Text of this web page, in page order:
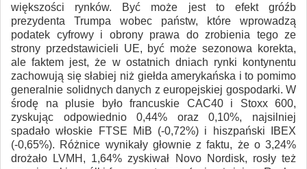
większości rynków. Być może jest to efekt gróźb
prezydenta Trumpa wobec państw, które wprowadzą
podatek cyfrowy i obrony prawa do zrobienia tego ze
strony przedstawicieli UE, być może sezonowa korekta,
ale faktem jest, że w ostatnich dniach rynki kontynentu
zachowują się słabiej niż giełda amerykańska i to pomimo
generalnie solidnych danych z europejskiej gospodarki. W
środę na plusie było francuskie CAC40 i Stoxx 600,
zyskując odpowiednio 0,44% oraz 0,10%, najsilniej
spadało włoskie FTSE MiB (-0,72%) i hiszpański IBEX
(-0,65%). Różnice wynikały głownie z faktu, że o 3,24%
drożało LVMH, 1,64% zyskiwał Novo Nordisk, rosły też